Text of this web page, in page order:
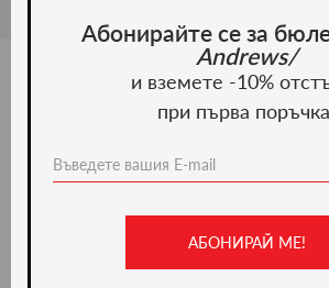
Ние
Абонирайте се за
Andrews/
и вземете -10%
при първа
АБОНИРАЙ МЕ!